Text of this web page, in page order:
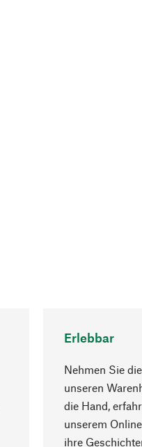
Erlebbar
Nehmen Sie
unseren
die Hand,
unserem
ihre